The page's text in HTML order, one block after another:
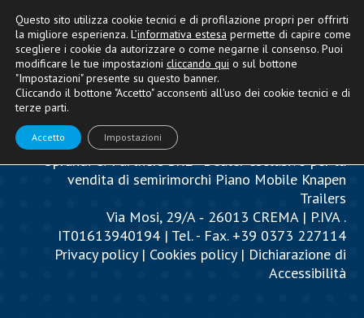
Oprandi & Partners SRL - Dealer esclusivo per la
vendita di semirimorchi Piano Mobile Knapen
Trailers
Via Mosi, 29/A ‐ 26013 CREMA | P.IVA .
IT01613940194 | Tel. - Fax. +39 0373 227114
Privacy policy| Cookies policy| Dichiarazione di
Accessibilità
Questo sito utilizza cookie tecnici e di profilazione propri per offrirti
la migliore esperienza. L’informativa estesa permette di capire come
scegliere i cookie da autorizzare o come negarne il consenso. Puoi
modificare le tue impostazioni cliccando qui o sul bottone
"Impostazioni" presente su questo banner.
Cliccando il bottone "Accetto" acconsenti all'uso dei cookie tecnici e di
terze parti.
Accetto Impostazioni